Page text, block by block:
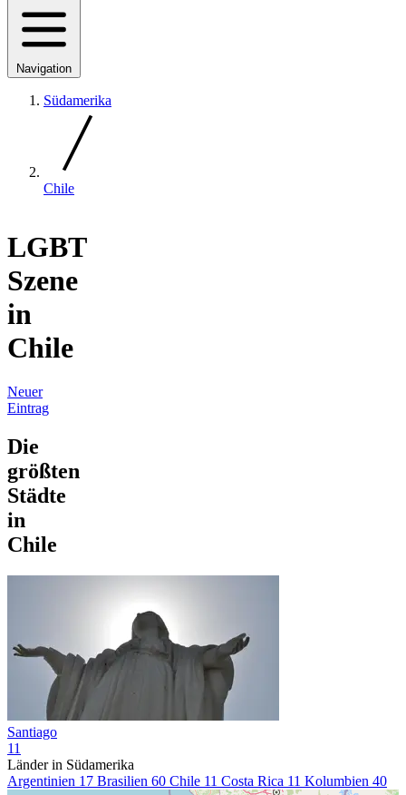
Navigation
Südamerika
Chile
LGBT
Szene
in
Chile
Neuer
Eintrag
Die
größten
Städte
in
Chile
Santiago
11
Länder in Südamerika
Argentinien 17 Brasilien 60 Chile 11 Costa Rica 11 Kolumbien 40